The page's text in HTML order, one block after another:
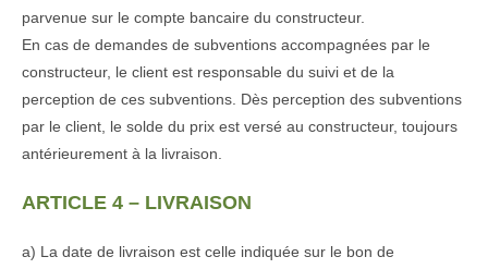
parvenue sur le compte bancaire du constructeur.
En cas de demandes de subventions accompagnées par le
constructeur, le client est responsable du suivi et de la
perception de ces subventions. Dès perception des subventions
par le client, le solde du prix est versé au constructeur, toujours
antérieurement à la livraison.
ARTICLE 4 – LIVRAISON
a) La date de livraison est celle indiquée sur le bon de